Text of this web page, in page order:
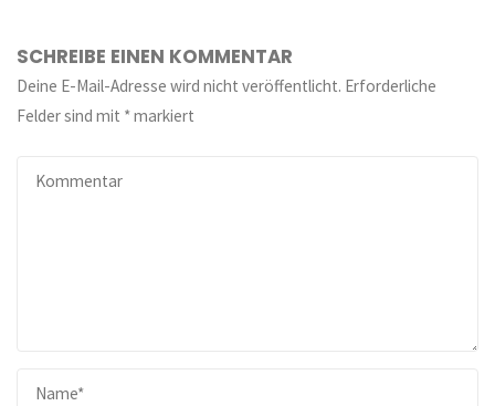
SCHREIBE EINEN KOMMENTAR
Deine E-Mail-Adresse wird nicht veröffentlicht. Erforderliche
Felder sind mit *markiert